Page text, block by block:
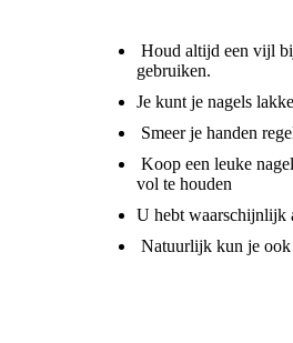
Houd altijd een vijl
gebruiken.
Je kunt je nagels
Smeer je handen
Koop een leuke
vol te houden
U hebt waarschijnlijk
Natuurlijk kun je ook